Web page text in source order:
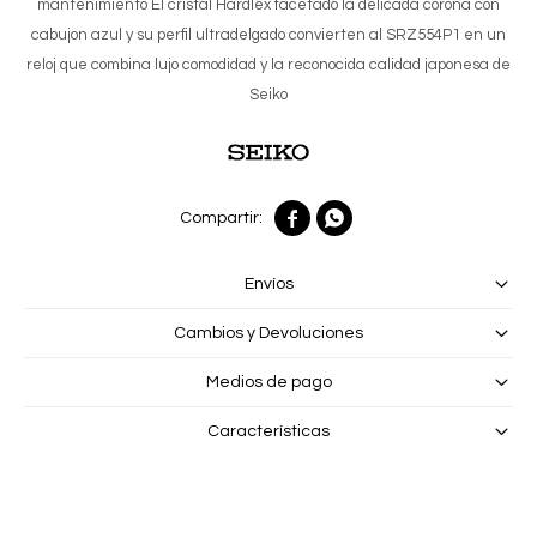
mantenimiento El cristal Hardlex facetado la delicada corona con
cabujon azul y su perfil ultradelgado convierten al SRZ554P1 en un
reloj que combina lujo comodidad y la reconocida calidad japonesa de
Seiko
 
Envíos
Cambios y Devoluciones
Medios de pago
Características